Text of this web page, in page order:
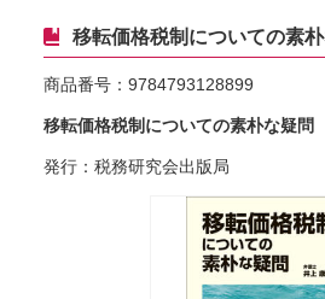
移転価格税制についての素
商品番号： 9784793128899
移転価格税制についての素朴な疑問
発行：税務研究会出版局